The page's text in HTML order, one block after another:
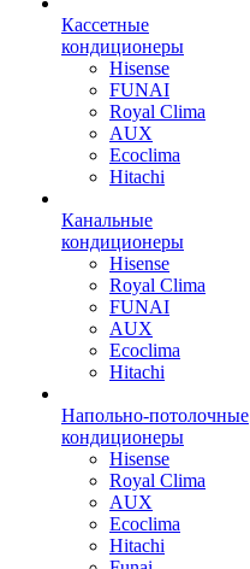
Кассетные
кондиционеры
Hisense
FUNAI
Royal Clima
AUX
Ecoclima
Hitachi
Канальные
кондиционеры
Hisense
Royal Clima
FUNAI
AUX
Ecoclima
Hitachi
Напольно-потолочные
кондиционеры
Hisense
Royal Clima
AUX
Ecoclima
Hitachi